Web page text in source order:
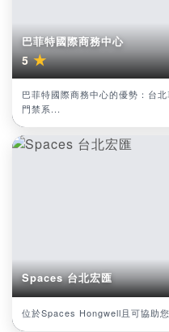
巴菲特國際商務中心
5★
巴菲特國際商務中心的優勢：台
門禁系...
Spaces 台北宏匯
位於Spaces Hongwell且可協助